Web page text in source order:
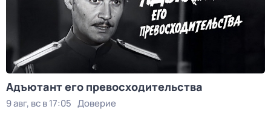
Адъютант его превосходительства
9 авг, вс в 17:05 Доверие